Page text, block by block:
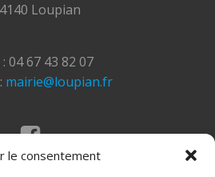
le consentement
Loupian
: 04 67 43 82 07
mairie@loupian.fr